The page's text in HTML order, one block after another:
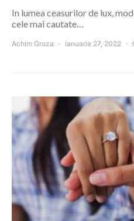
In lumea ceasurilor de lux,
cele mai cautate…
Achim Groza ianuarie 27, 2022